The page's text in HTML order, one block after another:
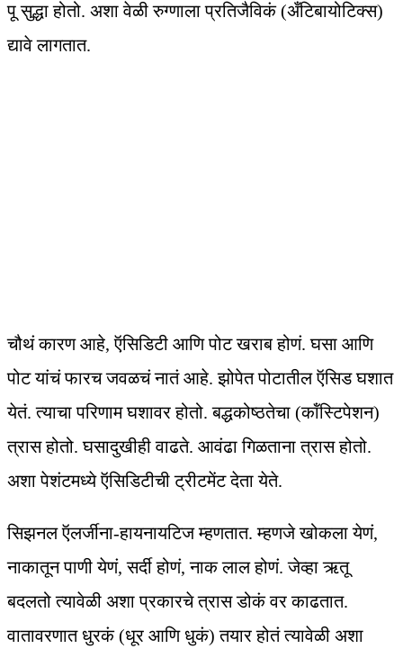
पू सुद्धा होतो. अशा वेळी रुग्णाला प्रतिजैविकं (अँटिबायोटिक्‍स)
द्यावे लागतात.
चौथं कारण आहे, ऍसिडिटी आणि पोट खराब होणं. घसा आणि
पोट यांचं फारच जवळचं नातं आहे. झोपेत पोटातील ऍसिड घशात
येतं. त्याचा परिणाम घशावर होतो. बद्धकोष्ठतेचा (कॉंस्टिपेशन)
त्रास होतो. घसादुखीही वाढते. आवंढा गिळताना त्रास होतो.
अशा पेशंटमध्ये ऍसिडिटीची ट्रीटमेंट देता येते.
सिझनल ऍलर्जीना-हायनायटिज म्हणतात. म्हणजे खोकला येणं,
नाकातून पाणी येणं, सर्दी होणं, नाक लाल होणं. जेव्हा ऋतू
बदलतो त्यावेळी अशा प्रकारचे त्रास डोकं वर काढतात.
वातावरणात धुरकं (धूर आणि धुकं) तयार होतं त्यावेळी अशा